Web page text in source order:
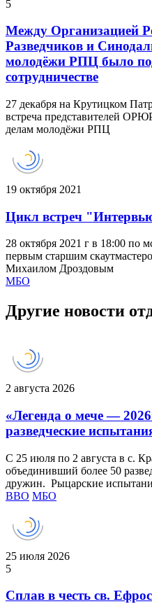
5
Между Организацией
Разведчиков и
молодёжи РПЦ было
сотрудничестве
27 декабря на Крутицком
встреча представителей
делам молодёжи РПЦ
19 октября 2021
Цикл встреч
28 октября 2021 г в 18:00 по
первым старшим
Михаилом Дроздовым
МБО
Другие новости
2 августа 2026
«Легенда о мече —
разведческие
С 25 июля по 2 августа в с.
объединивший более 50
дружин. Рыцарские
ВВО МБО
25 июля 2026
5
Сплав в честь св.